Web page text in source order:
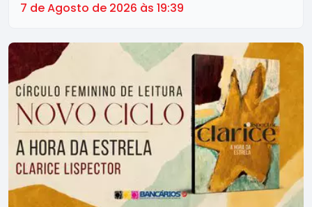
Luta pelo Fim da Escala 6x1 nesta
7 de Agosto de 2026 às 19:39